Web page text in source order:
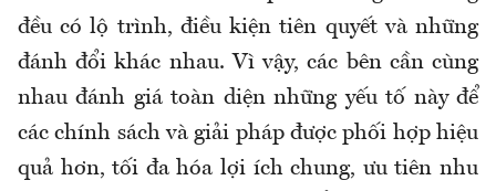
đều có lộ trình, điều kiện tiên quyết và những
đánh đổi khác nhau. Vì vậy, các bên cần cùng
nhau đánh giá toàn diện những yếu tố này để
các chính sách và giải pháp được phối hợp hiệu
quả hơn, tối đa hóa lợi ích chung, ưu tiên nhu